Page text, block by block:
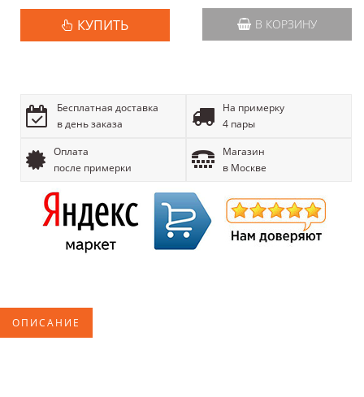
КУПИТЬ В КОРЗИНУ
Бесплатная доставка
в день заказа
На примерку
4 пары
Оплата
после примерки
Магазин
в Москве
ОПИСАНИЕ